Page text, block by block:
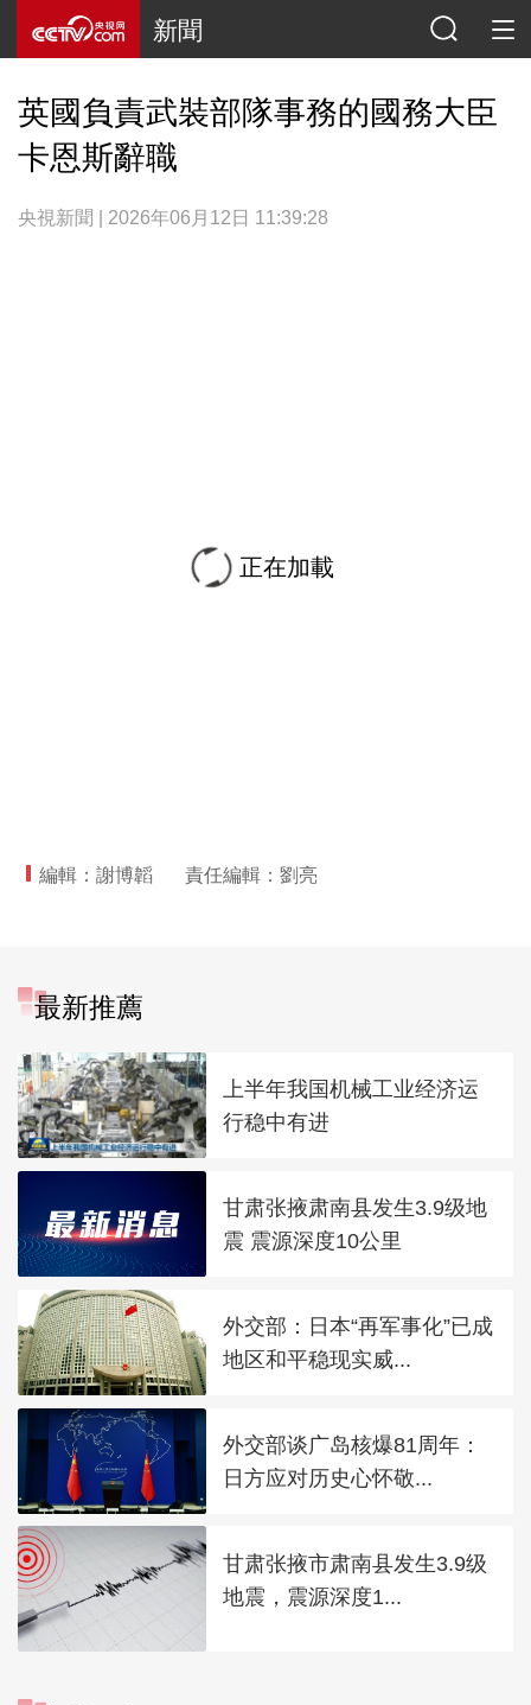
新聞
英國負責武裝部隊事務的國務大臣
卡恩斯辭職
央視新聞 | 2026年06月12日 11:39:28
正在加載
編輯：謝博韜 責任編輯：劉亮
最新推薦
上半年我国机械工业经济运
行稳中有进
甘肃张掖肃南县发生3.9级地
震 震源深度10公里
外交部：日本“再军事化”已成
地区和平稳现实威...
外交部谈广岛核爆81周年：
日方应对历史心怀敬...
甘肃张掖市肃南县发生3.9级
地震，震源深度1...